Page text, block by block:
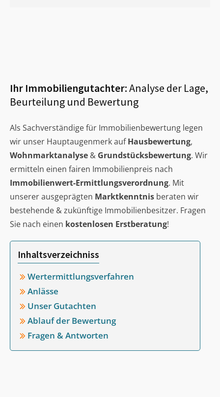
Ihr Immobiliengutachter:Analyse der Lage,
Beurteilung und Bewertung
Als Sachverständige für Immobilienbewertung legen
wir unser Hauptaugenmerk aufHausbewertung,
Wohnmarktanalyse & Grundstücksbewertung. Wir
ermitteln einen fairen Immobilienpreis nach
Immobilienwert-Ermittlungsverordnung. Mit
unserer ausgeprägten Marktkenntnis beraten wir
bestehende & zukünftige Immobilienbesitzer. Fragen
Sie nach einen kostenlosen Erstberatung!
Inhaltsverzeichniss
Wertermittlungsverfahren
Anlässe
Unser Gutachten
Ablauf der Bewertung
Fragen & Antworten